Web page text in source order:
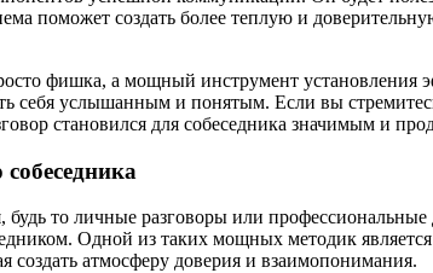
поможет создать более теплую и
фишка, а мощный инструмент установления
себя услышанным и понятым. Если вы
становился для собеседника значимым и
то личные разговоры или
Одной из таких мощных методик
атмосферу доверия и взаимопонимания.